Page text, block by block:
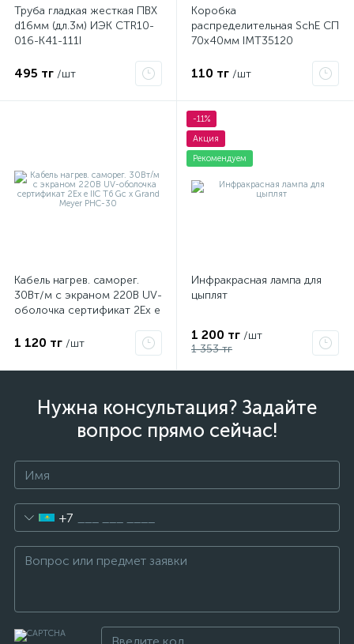
Труба гладкая жесткая ПВХ
d16мм (дл.3м) ИЭК CTR10-
016-K41-111I
495 тг /шт
Коробка
распределительная SchE СП
70х40мм IMT35120
110 тг /шт
Кабель нагрев. саморег.
30Вт/м с экраном 220В UV-
оболочка сертификат 2Ex e
PHC-30
1 120 тг /шт
-11%
Акция
Рекомендуем
Инфракрасная лампа для
цыплят
1 200 тг /шт
1 353 тг
Нужна консультация? Задайте
вопрос прямо сейчас!
+7